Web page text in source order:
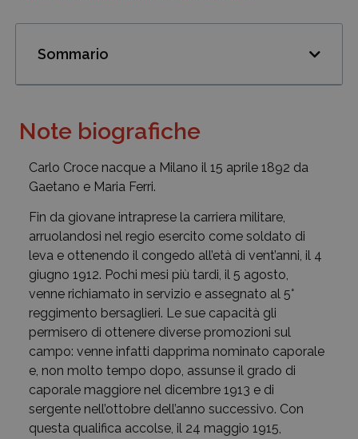
Sommario
Note biografiche
Carlo Croce nacque a Milano il 15 aprile 1892 da
Gaetano e Maria Ferri.
Fin da giovane intraprese la carriera militare,
arruolandosi nel regio esercito come soldato di
leva e ottenendo il congedo all’età di vent’anni, il 4
giugno 1912. Pochi mesi più tardi, il 5 agosto,
venne richiamato in servizio e assegnato al 5°
reggimento bersaglieri. Le sue capacità gli
permisero di ottenere diverse promozioni sul
campo: venne infatti dapprima nominato caporale
e, non molto tempo dopo, assunse il grado di
caporale maggiore nel dicembre 1913 e di
sergente nell’ottobre dell’anno successivo. Con
questa qualifica accolse, il 24 maggio 1915,